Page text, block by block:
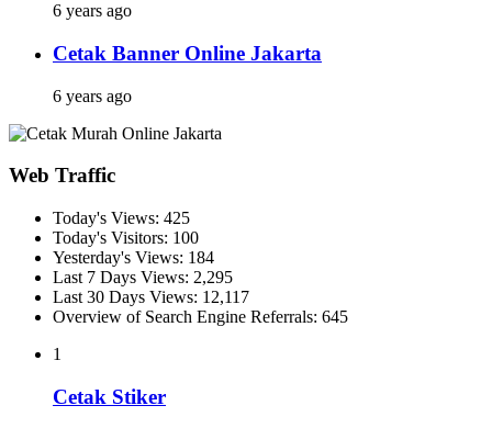
6 years ago
Cetak Banner Online Jakarta
6 years ago
Web Traffic
Today's Views: 425
Today's Visitors: 100
Yesterday's Views: 184
Last 7 Days Views: 2,295
Last 30 Days Views: 12,117
Overview of Search Engine Referrals: 645
1
Cetak Stiker